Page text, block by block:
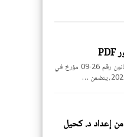
قانون رقم 26-09 يتضمن قانون المرور PDF قانون رقم 26-09 مؤرخ في
إعداد د. كحيل